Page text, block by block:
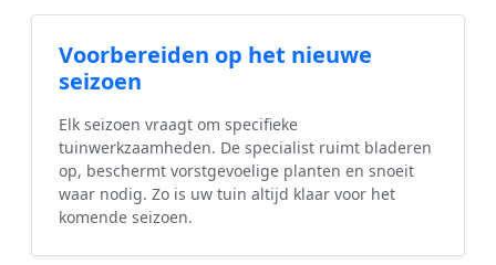
Voorbereiden op het nieuwe
seizoen
Elk seizoen vraagt om specifieke
tuinwerkzaamheden. De specialist ruimt bladeren
op, beschermt vorstgevoelige planten en snoeit
waar nodig. Zo is uw tuin altijd klaar voor het
komende seizoen.